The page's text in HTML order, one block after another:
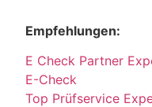
Empfehlungen:
E Check Partner
E-Check
Top Prüfservice